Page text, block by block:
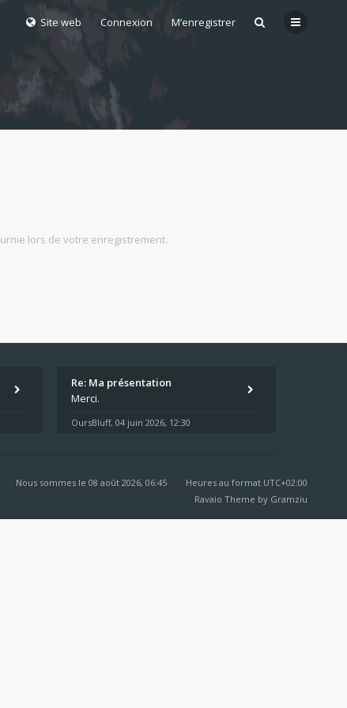
Site web Connexion M’enregistrer
lors de votre enregistrement.
Re: Ma présentation
Merci.
OursBluff, 04 juin 2026, 12:30
Heures au format UTC+02:00
Nous sommes le 08 août 2026, 06:45
Ravaio Theme by Gramziu